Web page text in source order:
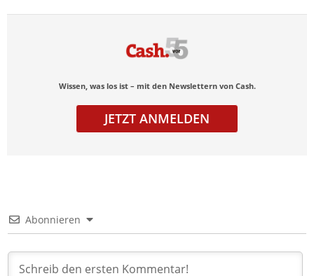
Wissen, was los ist – mit den Newslettern von Cash.
JETZT ANMELDEN
Abonnieren